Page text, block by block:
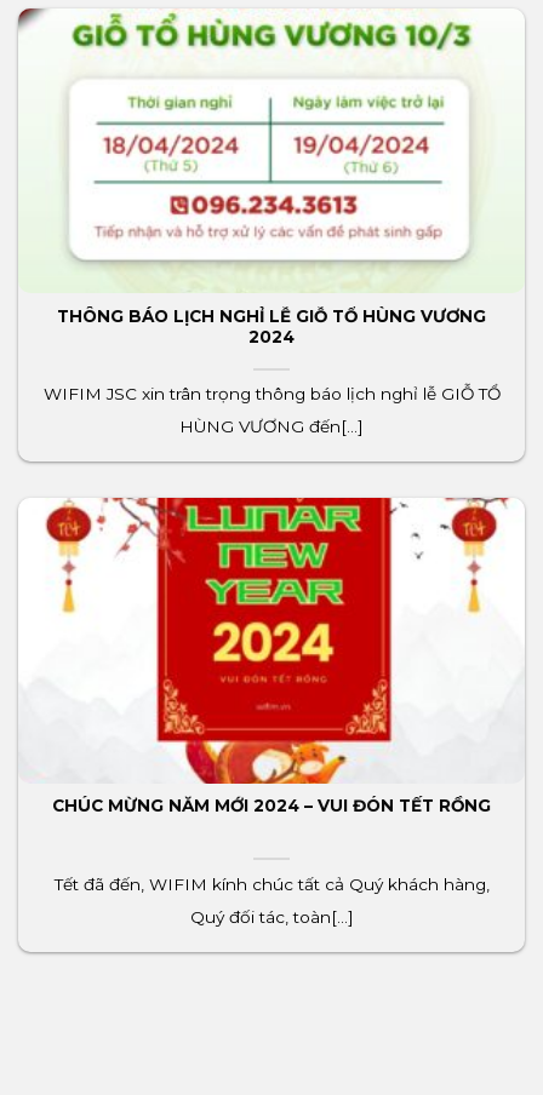
THÔNG BÁO LỊCH NGHỈ LỄ GIỖ TỔ HÙNG VƯƠNG
2024
WIFIM JSC xin trân trọng thông báo lịch nghỉ lễ GIỖ TỔ
HÙNG VƯƠNG đến[...]
CHÚC MỪNG NĂM MỚI 2024 – VUI ĐÓN TẾT RỒNG
Tết đã đến, WIFIM kính chúc tất cả Quý khách hàng,
Quý đối tác, toàn[...]